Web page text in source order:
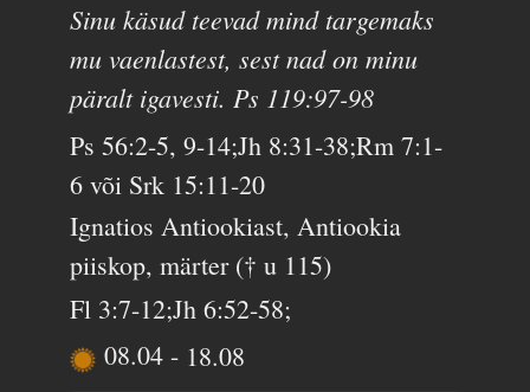
Sinu käsud teevad mind targemaks
mu vaenlastest, sest nad on minu
päralt igavesti. Ps 119:97-98
Ps 56:2-5, 9-14;Jh 8:31-38;Rm 7:1-
6 või Srk 15:11-20
Ignatios Antiookiast, Antiookia
piiskop, märter († u 115)
Fl 3:7-12;Jh 6:52-58;
08.04 - 18.08